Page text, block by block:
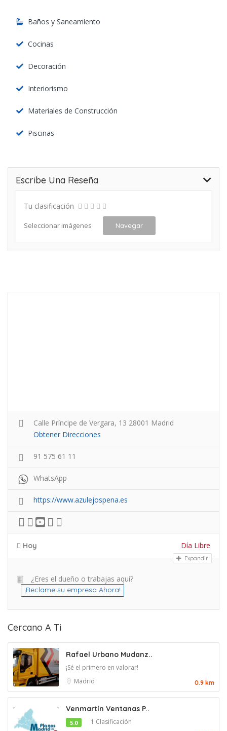
Baños y Saneamiento
Cocinas
Decoración
Interiorismo
Materiales de Construcción
Piscinas
Escribe Una Reseña
Tu clasificación
Seleccionar imágenes Navegar
Calle Príncipe de Vergara, 13 28001 Madrid
Obtener Direcciones
91 575 61 11
WhatsApp
https://www.azulejospena.es
Hoy Día Libre
Expandir
¿Eres el dueño o trabajas aquí?
¡Reclame su empresa Ahora!
Cercano A Ti
Rafael Urbano Mudanz..
¡Sé el primero en valorar!
Madrid
0.9 km
Venmartín Ventanas P..
5.0
1 Clasificación